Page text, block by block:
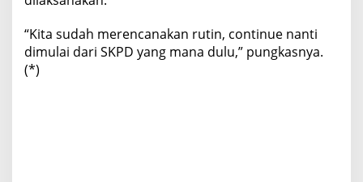
“Kita sudah merencanakan rutin, continue nanti
dimulai dari SKPD yang mana dulu,” pungkasnya.
(*)